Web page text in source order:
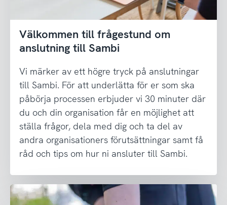
Välkommen till frågestund om
anslutning till Sambi
Vi märker av ett högre tryck på anslutningar
till Sambi. För att underlätta för er som ska
påbörja processen erbjuder vi 30 minuter där
du och din organisation får en möjlighet att
ställa frågor, dela med dig och ta del av
andra organisationers förutsättningar samt få
råd och tips om hur ni ansluter till Sambi.